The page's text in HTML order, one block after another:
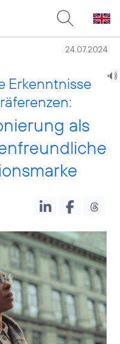
24.07.2024
Erkenntnisse
als